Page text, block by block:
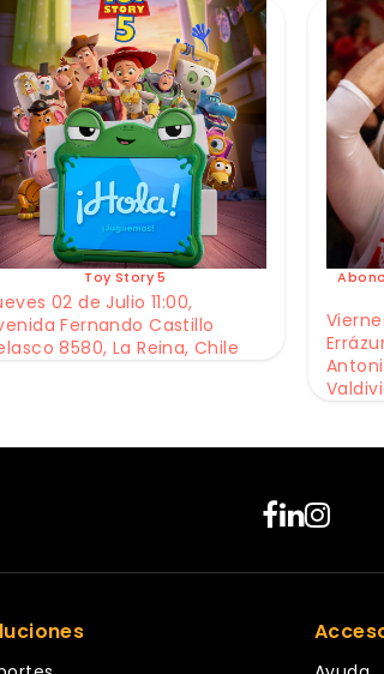
Toy Story 5
02 de Julio 11:00,
Fernando Castillo
8580, La Reina, Chile